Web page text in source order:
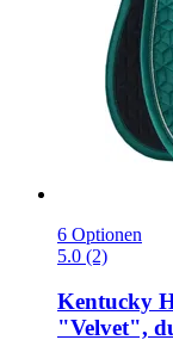
6 Optionen
5.0 (2)
Kentucky
"Velvet",